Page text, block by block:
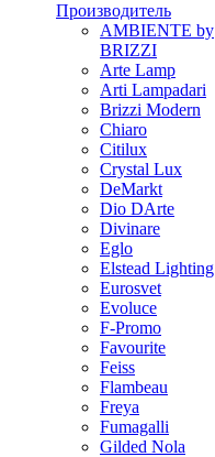
Производитель
AMBIENTE by
BRIZZI
Arte Lamp
Arti Lampadari
Brizzi Modern
Chiaro
Citilux
Crystal Lux
DeMarkt
Dio DArte
Divinare
Eglo
Elstead Lighting
Eurosvet
Evoluce
F-Promo
Favourite
Feiss
Flambeau
Freya
Fumagalli
Gilded Nola